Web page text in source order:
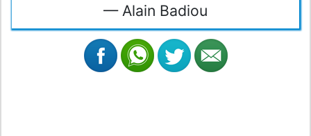
— Alain Badiou